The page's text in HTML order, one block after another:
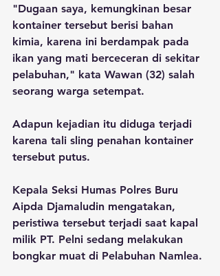
"Dugaan saya, kemungkinan besar
kontainer tersebut berisi bahan
kimia, karena ini berdampak pada
ikan yang mati berceceran di sekitar
pelabuhan," kata Wawan (32) salah
seorang warga setempat.
Adapun kejadian itu diduga terjadi
karena tali sling penahan kontainer
tersebut putus.
Kepala Seksi Humas Polres Buru
Aipda Djamaludin mengatakan,
peristiwa tersebut terjadi saat kapal
milik PT. Pelni sedang melakukan
bongkar muat di Pelabuhan Namlea.